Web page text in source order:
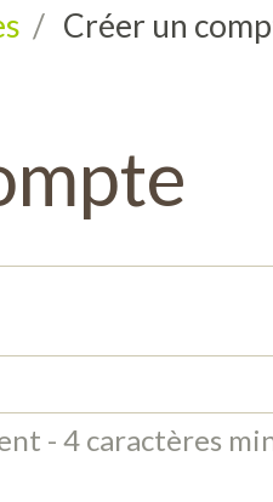
Créer un
- 4 caractères